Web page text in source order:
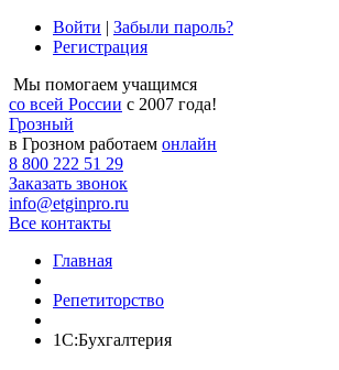
Войти | Забыли пароль?
Регистрация
Мы помогаем учащимся
со всей России с 2007 года!
Грозный
в Грозном работаем онлайн
8 800 222 51 29
Заказать звонок
info@etginpro.ru
Все контакты
Главная
Репетиторство
1С:Бухгалтерия